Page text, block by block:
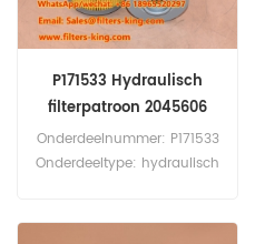
P171533 Hydraulisch
filterpatroon 2045606
voor J1.60 XMT
Onderdeelnummer: P171533
Onderdeeltype: hydraulisch